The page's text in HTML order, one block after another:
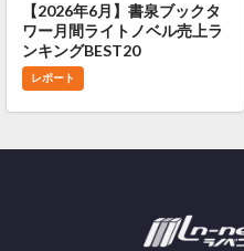
【2026年6月】書泉ブックタ
ワー月間ライトノベル売上ラ
ンキングBEST20
レポート